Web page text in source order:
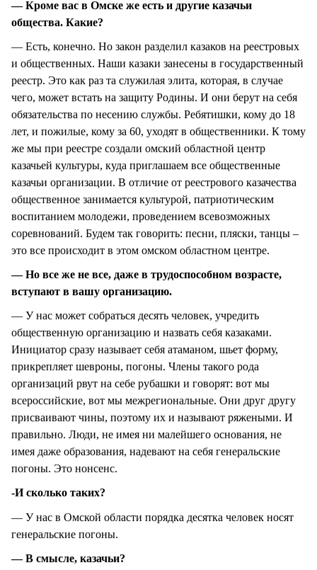
— Кроме вас в Омске же есть и другие казачьи
общества. Какие?
— Есть, конечно. Но закон разделил казаков на реестровых
и общественных. Наши казаки занесены в государственный
реестр. Это как раз та служилая элита, которая, в случае
чего, может встать на защиту Родины. И они берут на себя
обязательства по несению службы. Ребятишки, кому до 18
лет, и пожилые, кому за 60, уходят в общественники. К тому
же мы при реестре создали омский областной центр
казачьей культуры, куда приглашаем все общественные
казачьи организации. В отличие от реестрового казачества
общественное занимается культурой, патриотическим
воспитанием молодежи, проведением всевозможных
соревнований. Будем так говорить: песни, пляски, танцы –
это все происходит в этом омском областном центре.
— Но все же не все, даже в трудоспособном возрасте,
вступают в вашу организацию.
— У нас может собраться десять человек, учредить
общественную организацию и назвать себя казаками.
Инициатор сразу называет себя атаманом, шьет форму,
прикрепляет шевроны, погоны. Члены такого рода
организаций рвут на себе рубашки и говорят: вот мы
всероссийские, вот мы межрегиональные. Они друг другу
присваивают чины, поэтому их и называют ряжеными. И
правильно. Люди, не имея ни малейшего основания, не
имея даже образования, надевают на себя генеральские
погоны. Это нонсенс.
-И сколько таких?
— У нас в Омской области порядка десятка человек носят
генеральские погоны.
— В смысле, казачьи?